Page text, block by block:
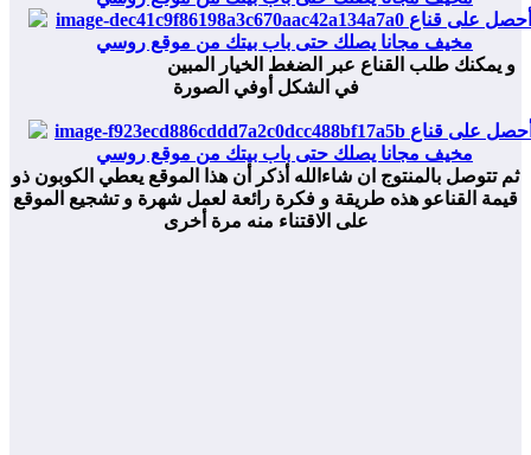
في الشكل أوفي الصورة
ثم تتوصل بالمنتوج ان شاءالله أذكر أن هذا الموقع يعطي الكوبون ذو
قيمة القناعو هذه طريقة و فكرة رائعة لعمل شهرة و تشجيع الموقع
على الاقتناء منه مرة أخرى